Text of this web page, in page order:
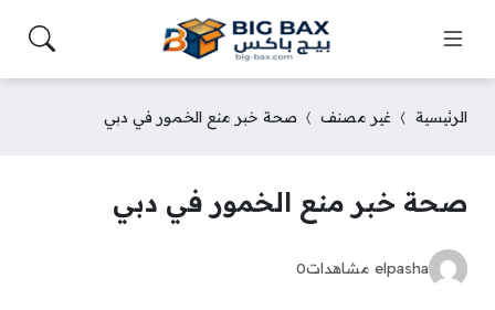
الرئيسية غير مصنف صحة خبر منع الخمور في دبي
صحة خبر منع الخمور في دبي
elpasha مشاهدات0